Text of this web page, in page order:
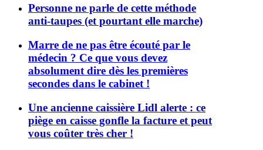
Personne ne parle de cette méthode
anti-taupes (et pourtant elle marche)
Marre de ne pas être écouté par le
médecin ? Ce que vous devez
absolument dire dès les premières
secondes dans le cabinet !
Une ancienne caissière Lidl alerte : ce
piège en caisse gonfle la facture et peut
vous coûter très cher !